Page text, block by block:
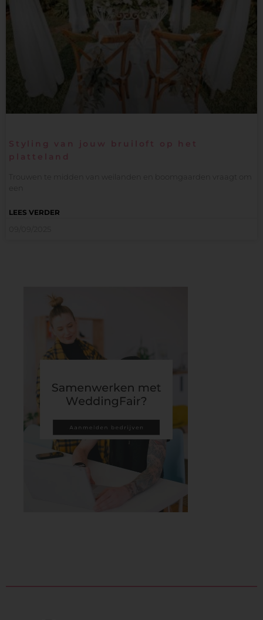
Styling van jouw bruiloft op het
platteland
Trouwen te midden van weilanden en boomgaarden vraagt om
LEES VERDER